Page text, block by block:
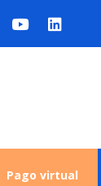
Pago virtual